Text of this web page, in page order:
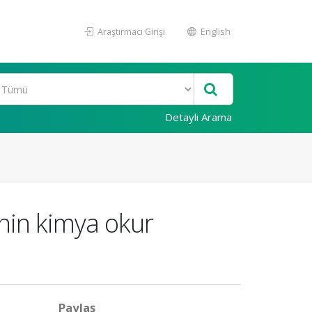
Araştırmacı Girişi English
Detaylı Arama
kimya okur
Paylaş